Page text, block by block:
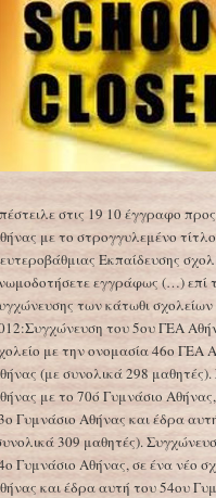
στις 19 10 έγγραφο
με το στρογγυλεμένο
Εκπαίδευσης
εγγράφως (…) επί
των κάτωθι
του 5ου ΓΕΑ
με την ονομασία 46ο ΓΕΑ
(με συνολικά 298
με το 70ό Γυμνάσιο
Γυμνάσιο Αθήνας και έδρα
309 μαθητές).
Γυμνάσιο Αθήνας, σε ένα νέο
και έδρα αυτή του 54ου